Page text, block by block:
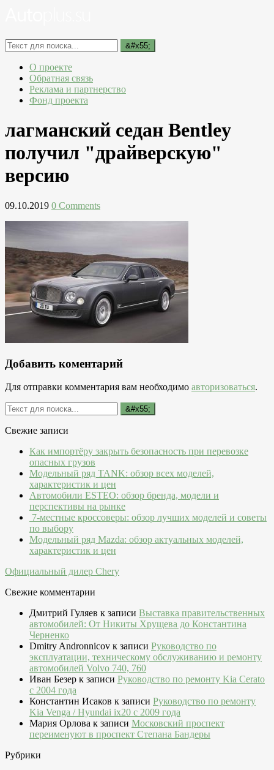
О проекте
Обратная связь
Реклама и партнерство
Фонд проекта
лагманский седан Bentley
получил "драйверскую"
версию
09.10.2019 0 Comments
Добавить коментарий
Для отправки комментария вам необходимо авторизоваться.
Свежие записи
Как импортёру закрыть безопасность при перевозке
опасных грузов
Модельный ряд TANK: обзор всех моделей,
характеристик и цен
Автомобили ESTEO: обзор бренда, модели и
перспективы на рынке
7-местные кроссоверы: обзор лучших моделей и советы
по выбору
Модельный ряд Mazda: обзор актуальных моделей,
характеристик и цен
Официальный дилер Chery
Свежие комментарии
Дмитрий Гуляев к записи Выставка правительственных
автомобилей: От Никиты Хрущева до Константина
Черненко
Dmitry Andronnicov к записи Руководство по
эксплуатации, техническому обслуживанию и ремонту
автомобилей Volvo 740, 760
Иван Безер к записи Руководство по ремонту Kia Cerato
c 2004 года
Константин Исаков к записи Руководство по ремонту
Kia Venga / Hyundai ix20 c 2009 года
Мария Орлова к записи Московский проспект
переименуют в проспект Степана Бандеры
Рубрики